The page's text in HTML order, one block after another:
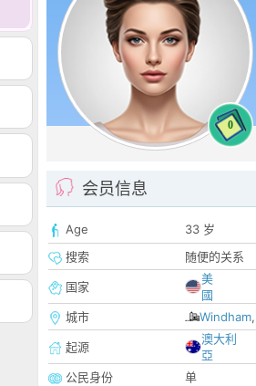
0
会员信息
Age
33 岁
搜索
随便的关系
国家
美
國
城市
Windham,
起源
澳大利
亞
公民身份
单